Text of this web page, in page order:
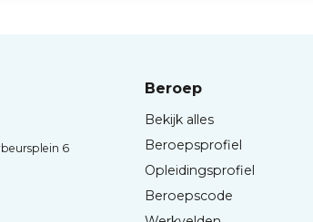
6
Beroep
Bekijk alles
Beroepsprofiel
Opleidingsprofiel
Beroepscode